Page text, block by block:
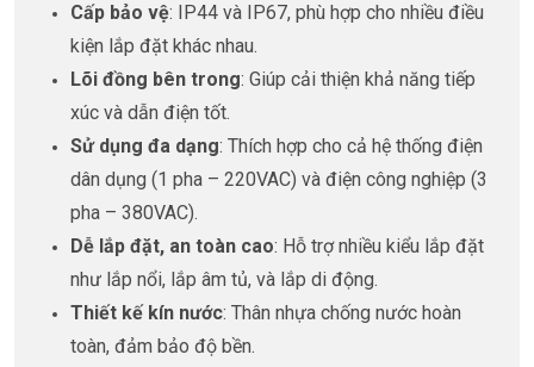
Cấp bảo vệ: IP44 và IP67, phù hợp cho nhiều điều
kiện lắp đặt khác nhau.
Lõi đồng bên trong: Giúp cải thiện khả năng tiếp
xúc và dẫn điện tốt.
Sử dụng đa dạng: Thích hợp cho cả hệ thống điện
dân dụng (1 pha – 220VAC) và điện công nghiệp (3
pha – 380VAC).
Dễ lắp đặt, an toàn cao: Hỗ trợ nhiều kiểu lắp đặt
như lắp nổi, lắp âm tủ, và lắp di động.
Thiết kế kín nước: Thân nhựa chống nước hoàn
toàn, đảm bảo độ bền.